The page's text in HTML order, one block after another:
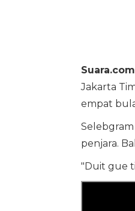
Jakarta
empat
penjara.
"Duit gue